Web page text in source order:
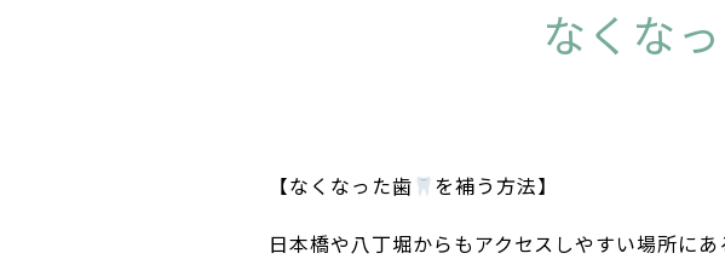
なくな
【なくなった歯
を補う方法】
日本橋や八丁堀からもアクセスしやすい場所に